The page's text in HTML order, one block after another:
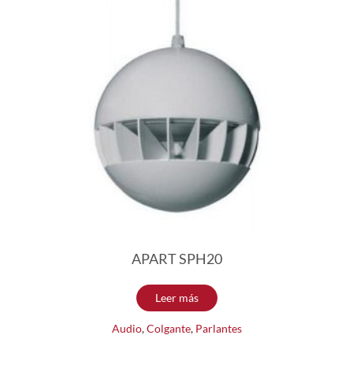
APART SPH20
Leer más
Audio,Colgante, Parlantes